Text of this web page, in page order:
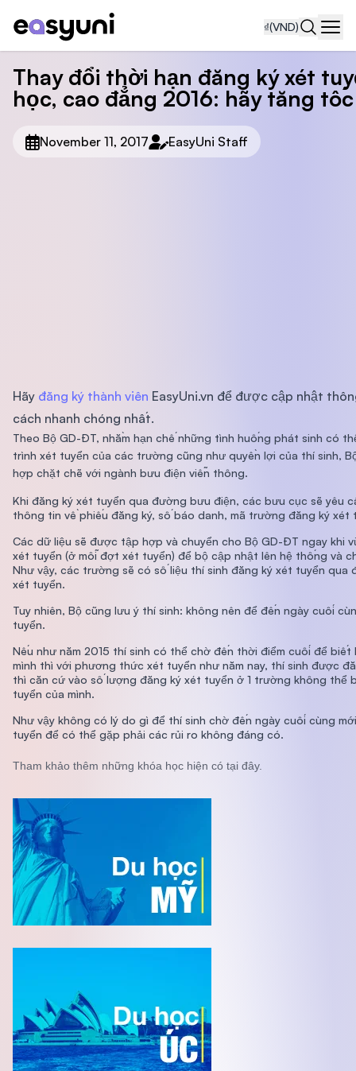
₫(VND)
Thay đổi thời hạn đăng ký xét
học, cao đẳng 2016: hãy tăng tốc
November 11, 2017 EasyUni Staff
Hãy đăng ký thành viên EasyUni.vn để được cập nhật
cách nhanh chóng nhất.
Theo Bộ GD-ĐT, nhằm hạn chế những tình huống phát sinh có
trình xét tuyển của các trường cũng như quyền lợi của thí sinh,
hợp chặt chẽ với ngành bưu điện viễn thông.
Khi đăng ký xét tuyển qua đường bưu điện, các bưu cục sẽ yêu
thông tin về phiếu đăng ký, số báo danh, mã trường đăng ký xét
Các dữ liệu sẽ được tập hợp và chuyển cho Bộ GD-ĐT ngay khi
xét tuyển (ở mỗi đợt xét tuyển) để bộ cập nhật lên hệ thống và
Như vậy, các trường sẽ có số liệu thí sinh đăng ký xét tuyển
xét tuyển.
Tuy nhiên, Bộ cũng lưu ý thí sinh: không nên để đến ngày cuối
tuyển.
Nếu như năm 2015 thí sinh có thể chờ đến thời điểm cuối để
mình thì với phương thức xét tuyển như năm nay, thí sinh được
thì căn cứ vào số lượng đăng ký xét tuyển ở 1 trường không thể
tuyển của mình.
Như vậy không có lý do gì để thí sinh chờ đến ngày cuối cùng
tuyển để có thể gặp phải các rủi ro không đáng có.
Tham khảo thêm những khóa học hiện có tại đây.